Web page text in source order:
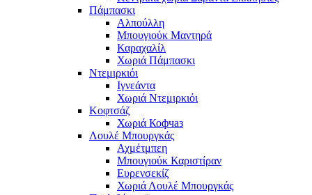
Πάμπασκι
Αλπούλλη
Μπουγιούκ Μαντηρά
Καραχαλίλ
Χωριά Πάμπασκι
Ντεμιρκιόι
Ιγνεάντα
Χωριά Ντεμιρκιόι
Κοφτσάζ
Χωριά Кофчаз
Λουλέ Μπουργκάς
Αχμέτμπεη
Μπουγιούκ Καριστίραν
Ευρενσεκίζ
Χωριά Λουλέ Μπουργκάς